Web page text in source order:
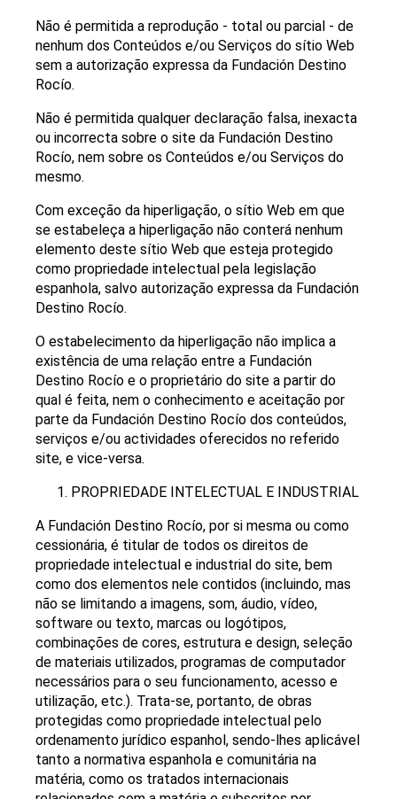
Não é permitida a reprodução - total ou parcial - de
nenhum dos Conteúdos e/ou Serviços do sítio Web
sem a autorização expressa da Fundación Destino
Rocío.
Não é permitida qualquer declaração falsa, inexacta
ou incorrecta sobre o site da Fundación Destino
Rocío, nem sobre os Conteúdos e/ou Serviços do
mesmo.
Com exceção da hiperligação, o sítio Web em que
se estabeleça a hiperligação não conterá nenhum
elemento deste sítio Web que esteja protegido
como propriedade intelectual pela legislação
espanhola, salvo autorização expressa da Fundación
Destino Rocío.
O estabelecimento da hiperligação não implica a
existência de uma relação entre a Fundación
Destino Rocío e o proprietário do site a partir do
qual é feita, nem o conhecimento e aceitação por
parte da Fundación Destino Rocío dos conteúdos,
serviços e/ou actividades oferecidos no referido
site, e vice-versa.
PROPRIEDADE INTELECTUAL E INDUSTRIAL
A Fundación Destino Rocío, por si mesma ou como
cessionária, é titular de todos os direitos de
propriedade intelectual e industrial do site, bem
como dos elementos nele contidos (incluindo, mas
não se limitando a imagens, som, áudio, vídeo,
software ou texto, marcas ou logótipos,
combinações de cores, estrutura e design, seleção
de materiais utilizados, programas de computador
necessários para o seu funcionamento, acesso e
utilização, etc.). Trata-se, portanto, de obras
protegidas como propriedade intelectual pelo
ordenamento jurídico espanhol, sendo-lhes aplicável
tanto a normativa espanhola e comunitária na
matéria, como os tratados internacionais